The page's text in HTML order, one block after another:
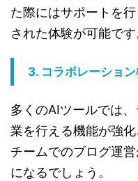
た際にはサポートを
された体験が可能です
3. コラボレーショ
多くのAIツールでは
業を行える機能が強
チームでのブログ運
になるでしょう。